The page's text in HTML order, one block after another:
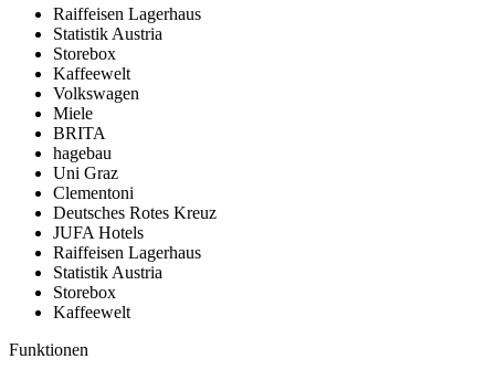
Raiffeisen Lagerhaus
Statistik Austria
Storebox
Kaffeewelt
Volkswagen
Miele
BRITA
hagebau
Uni Graz
Clementoni
Deutsches Rotes Kreuz
JUFA Hotels
Raiffeisen Lagerhaus
Statistik Austria
Storebox
Kaffeewelt
Funktionen